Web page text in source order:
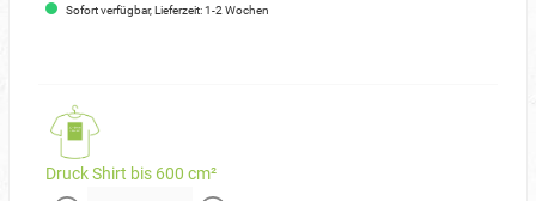
Sofort verfügbar, Lieferzeit: 1-2 Wochen
Druck Shirt bis 600 cm²